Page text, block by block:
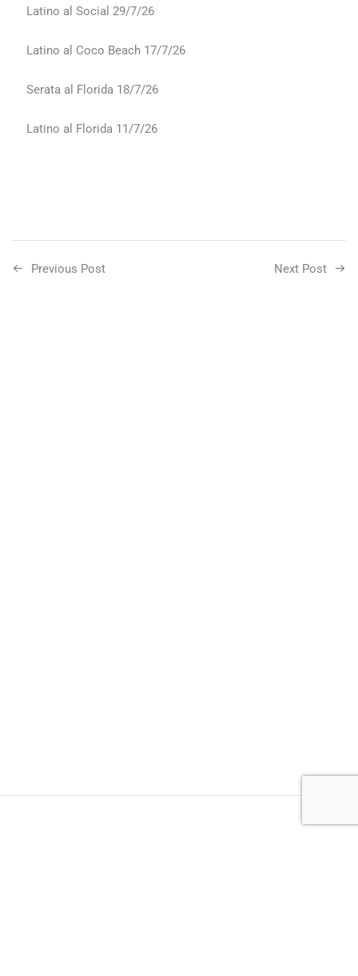
Latino al Social 29/7/26
Latino al Coco Beach 17/7/26
Serata al Florida 18/7/26
Latino al Florida 11/7/26
Previous Post Next Post